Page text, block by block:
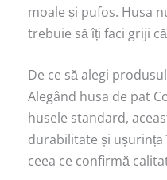
moale și pufos. Husa
trebuie să îți faci griji
De ce să alegi
Alegând husa de pat
husele standard,
durabilitate și ușurința
ceea ce confirmă